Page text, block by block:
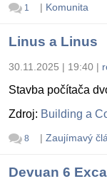
1 | Komunita
Linus a Linus
30.11.2025 | 19:40 |
Stavba počítača
Zdroj: Building a
8 | Zaujímavý
Devuan 6